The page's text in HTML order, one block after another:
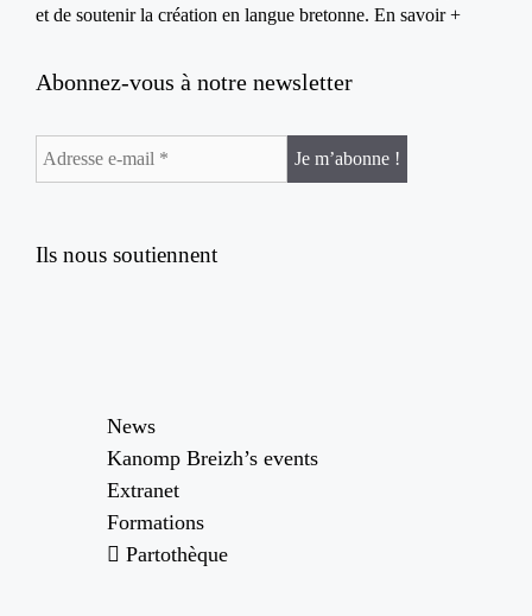
et de soutenir la création en langue bretonne. En savoir +
Abonnez-vous à notre newsletter
Ils nous soutiennent
News
Kanomp Breizh’s events
Extranet
Formations
Partothèque